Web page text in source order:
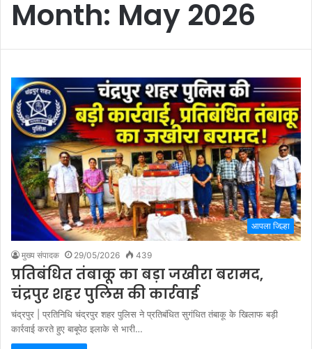
Month: May 2026
आपला जिल्हा
मुख्य संपादक 29/05/2026 439
प्रतिबंधित तंबाकू का बड़ा जखीरा बरामद,
चंद्रपुर शहर पुलिस की कार्रवाई
चंद्रपुर | प्रतिनिधि चंद्रपुर शहर पुलिस ने प्रतिबंधित सुगंधित तंबाकू के खिलाफ बड़ी
कार्रवाई करते हुए बाबूपेठ इलाके से भारी…